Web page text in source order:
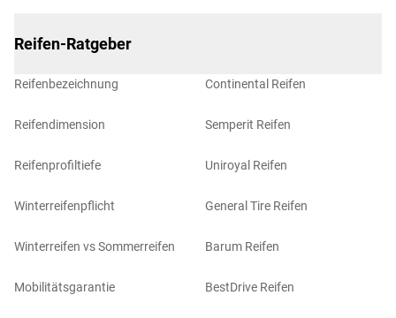
Reifen-Ratgeber
Reifenbezeichnung
Reifendimension
Reifenprofiltiefe
Winterreifenpflicht
Winterreifen vs Sommerreifen
Mobilitätsgarantie
Continental Reifen
Semperit Reifen
Uniroyal Reifen
General Tire Reifen
Barum Reifen
BestDrive Reifen